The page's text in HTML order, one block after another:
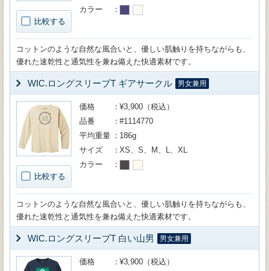
比較する
カラー
コットンのような自然な風合いと、優しい肌触りを持ちながらも、
優れた速乾性と通気性を兼ね備えた快適素材です。
WIC.ロングスリーブT ギアサークル 男女兼用
比較する
価格
¥3,900（税込）
品番
#1114770
平均重量
186g
サイズ
XS、S、M、L、XL
カラー
コットンのような自然な風合いと、優しい肌触りを持ちながらも、
優れた速乾性と通気性を兼ね備えた快適素材です。
WIC.ロングスリーブT 白い山男 男女兼用
価格
¥3,900（税込）